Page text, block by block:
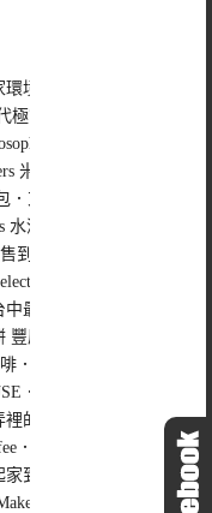
境更舒適，甜點依然有水
極簡風格咖啡館，用餐不
．精誠商號老字號咖
米伊咖啡 ．大甲質感咖
．東山路上人氣麵包坊，
水湳店．結合Dum Dum
到有實體店面，一週只營
．結合咖啡與歐洲精品
最強千層蛋糕，杜拜巧
豐原店．百元初就可以吃
．不限時咖啡館，150元
．網美系美食餐廳，造型
的甜點店，一星期只營
．台中科博館附近老宅
到現在有店面的老宅甜
．結合咖啡師、化